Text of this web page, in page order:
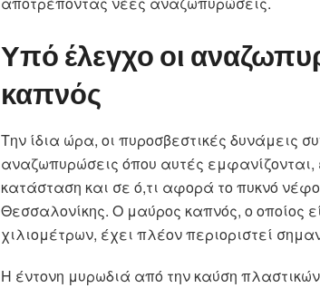
Υπό έλεγχο οι
καπνός
Την ίδια ώρα, οι πυροσβεστικές δυνάμεις
αναζωπυρώσεις όπου αυτές
κατάσταση και σε ό,τι αφορά το πυκνό
Θεσσαλονίκης. Ο μαύρος καπνός, ο οποίος
χιλιομέτρων, έχει πλέον περιοριστεί
Η έντονη μυρωδιά από την καύση πλαστικών